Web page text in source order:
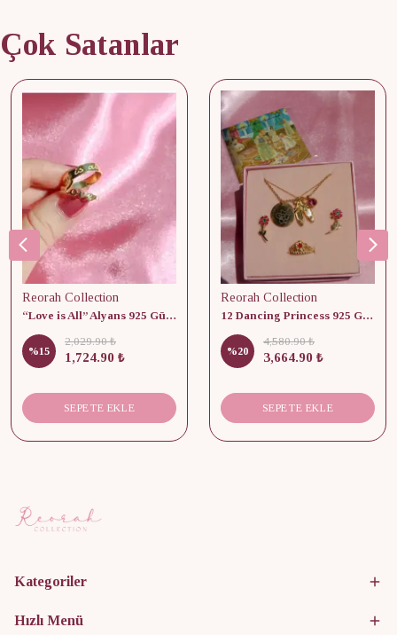
Çok Satanlar
Reorah Collection
“Love is All” Alyans 925 Gümüş - Medium Beden
%15
2,029.90 ₺
1,724.90 ₺
SEPETE EKLE
Reorah Collection
12 Dancing Princess 925 Gümüş/ Kolye, Küpe ve Yüzük Set
%20
4,580.90 ₺
3,664.90 ₺
SEPETE EKLE
Kategoriler
Hızlı Menü